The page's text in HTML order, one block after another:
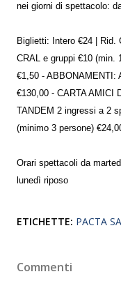
nei giorni di spettacolo:
Biglietti: Intero €24 | Rid.
CRAL e gruppi €10 (min.
€1,50 - ABBONAMENTI:
€130,00 - CARTA AMICI
TANDEM 2 ingressi a 2
(minimo 3 persone)
Orari spettacoli da
lunedì riposo
ETICHETTE: PACTA
Commenti